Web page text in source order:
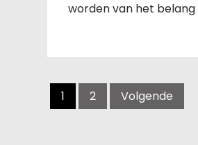
worden van het belang
Berichten
navigatie
1 2 Volgende